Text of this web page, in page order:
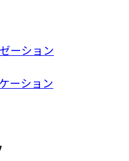
ーション
ーション